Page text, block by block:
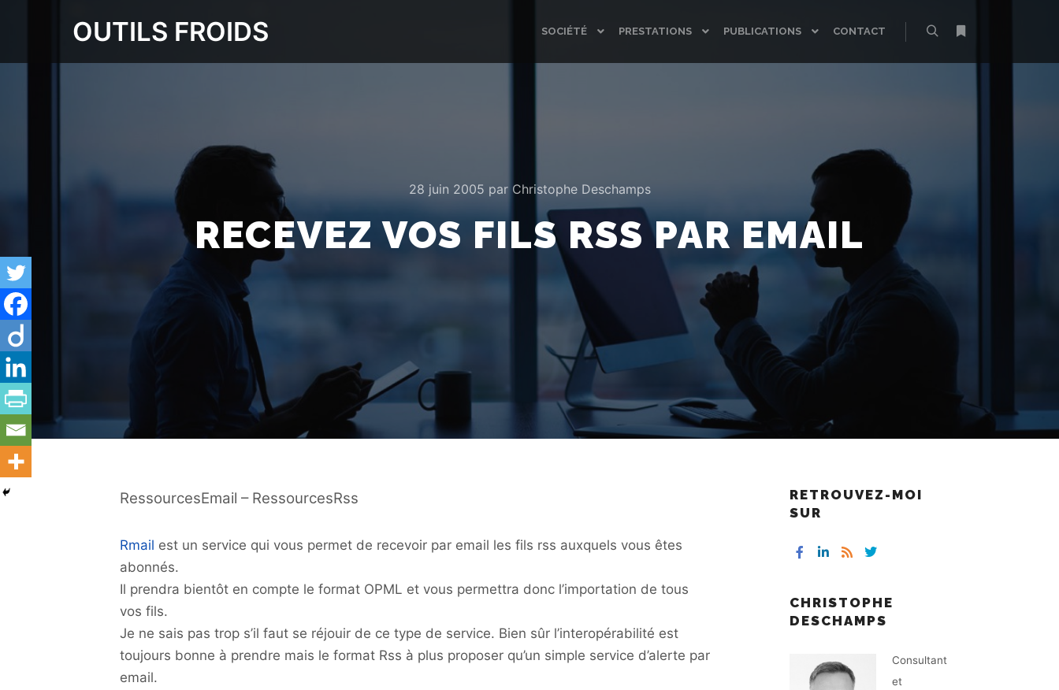
OUTILS FROIDS SOCIÉTÉ PRESTATIONS PUBLICATIONS
CONTACT
28 juin 2005 par Christophe Deschamps
RECEVEZ VOS FILS RSS PAR EMAIL
RessourcesEmail – RessourcesRss
Rmail est un service qui vous permet de recevoir par email les fils rss auxquels vous êtes
abonnés.
Il prendra bientôt en compte le format OPML et vous permettra donc l’importation de tous
vos fils.
Je ne sais pas trop s’il faut se réjouir de ce type de service. Bien sûr l’interopérabilité est
toujours bonne à prendre mais le format Rss à plus proposer qu’un simple service d’alerte par
email.
RETROUVEZ-MOI
SUR
CHRISTOPHE
DESCHAMPS
Consultant
et